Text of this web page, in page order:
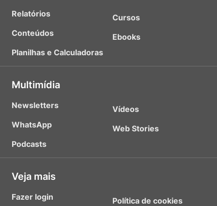
Relatórios
Conteúdos
Planilhas e Calculadoras
Cursos
Ebooks
Multimídia
Newsletters
WhatsApp
Podcasts
Vídeos
Web Stories
Veja mais
Fazer login
Política de cookies